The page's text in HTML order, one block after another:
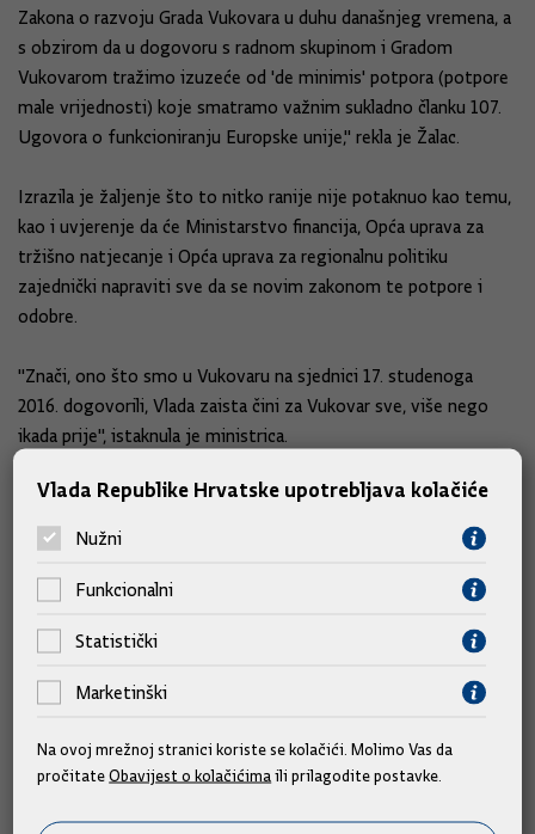
Zakona o razvoju Grada Vukovara u duhu današnjeg vremena, a
s obzirom da u dogovoru s radnom skupinom i Gradom
Vukovarom tražimo izuzeće od 'de minimis' potpora (potpore
male vrijednosti) koje smatramo važnim sukladno članku 107.
Ugovora o funkcioniranju Europske unije," rekla je Žalac.
Izrazila je žaljenje što to nitko ranije nije potaknuo kao temu,
kao i uvjerenje da će Ministarstvo financija, Opća uprava za
tržišno natjecanje i Opća uprava za regionalnu politiku
zajednički napraviti sve da se novim zakonom te potpore i
odobre.
"Znači, ono što smo u Vukovaru na sjednici 17. studenoga
2016. dogovorili, Vlada zaista čini za Vukovar sve, više nego
ikada prije", istaknula je ministrica.
Tekst: Hina
Slične vijesti
Vlada Republike Hrvatske upotrebljava kolačiće
Nužni
Funkcionalni
Statistički
Marketinški
Na ovoj mrežnoj stranici koriste se kolačići. Molimo Vas da
pročitateObavijest o kolačićima ili prilagodite postavke.